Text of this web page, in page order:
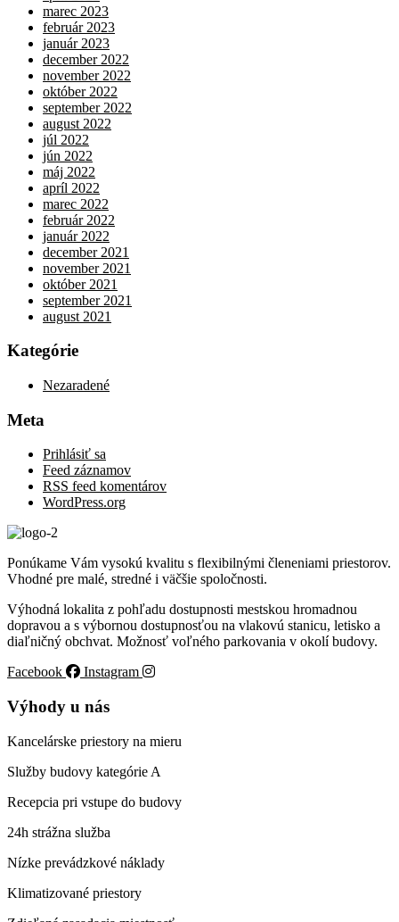
marec 2023
február 2023
január 2023
december 2022
november 2022
október 2022
september 2022
august 2022
júl 2022
jún 2022
máj 2022
apríl 2022
marec 2022
február 2022
január 2022
december 2021
november 2021
október 2021
september 2021
august 2021
Kategórie
Nezaradené
Meta
Prihlásiť sa
Feed záznamov
RSS feed komentárov
WordPress.org
Ponúkame Vám vysokú kvalitu s flexibilnými členeniami priestorov.
Vhodné pre malé, stredné i väčšie spoločnosti.
Výhodná lokalita z pohľadu dostupnosti mestskou hromadnou
dopravou a s výbornou dostupnosťou na vlakovú stanicu, letisko a
diaľničný obchvat. Možnosť voľného parkovania v okolí budovy.
Facebook
Instagram
Výhody u nás
Kancelárske priestory na mieru
Služby budovy kategórie A
Recepcia pri vstupe do budovy
24h strážna služba
Nízke prevádzkové náklady
Klimatizované priestory